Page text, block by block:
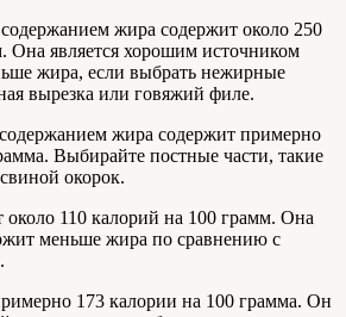
жира содержит около 250
Она является хорошим источником
жира, если выбрать нежирные
вырезка или говяжий филе.
жира содержит примерно
Выбирайте постные части, такие
окорок.
около 110 калорий на 100 грамм. Она
меньше жира по сравнению с
173 калории на 100 грамма. Он